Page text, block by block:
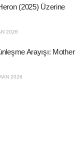
(2025) Üzerine
2026
Arayışı: Mother
2026